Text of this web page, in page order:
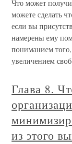
Что может
можете сделать
если вы
намерены ему
пониманием того,
увеличением
Глава 8.
из этого